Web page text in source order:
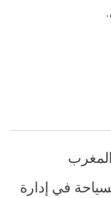
في إدارة